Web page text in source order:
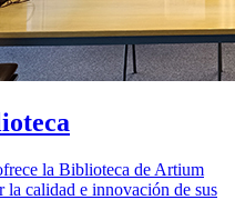
la Biblioteca de Artium
la calidad e innovación de sus